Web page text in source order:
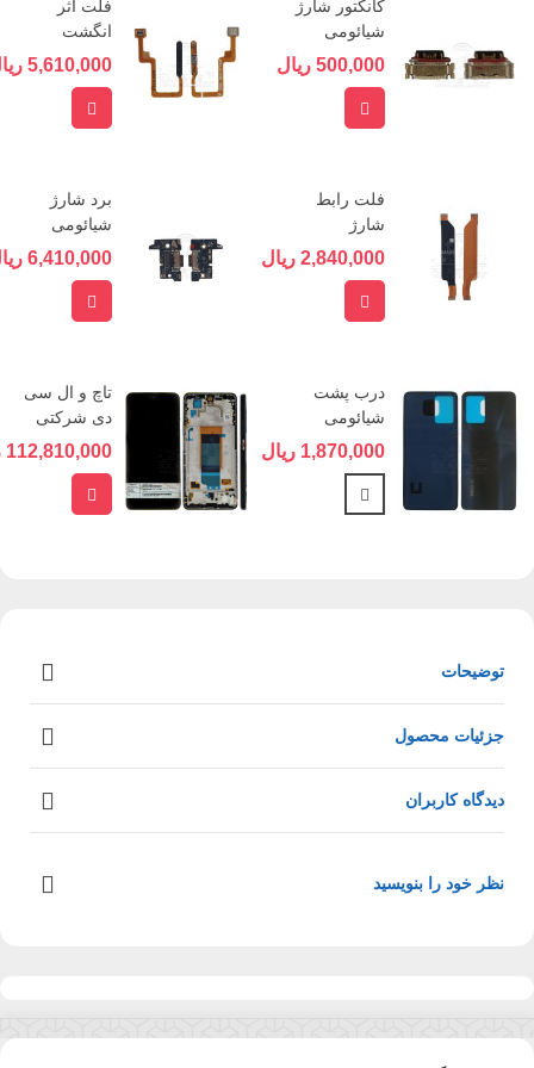
کانکتور شارژ
شیائومی
XIAOMI MI...
500,000 ریال
فلت اثر
انگشت
شیائومی
POCO F4
5,610,000 ریال
فلت رابط
شارژ
شیائومی
POCO F4
2,840,000 ریال
برد شارژ
شیائومی
XIAOMI
6,410,000 ریال
درب پشت
شیائومی
XIAOMI
(5G)
1,870,000 ریال
تاچ و ال سی
دی شرکتی
شیائومی
112,810,000 ریال
توضیحات
جزئیات محصول
دیدگاه کاربران
نظر خود را بنویسید